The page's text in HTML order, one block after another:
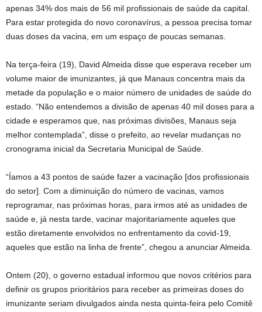
apenas 34% dos mais de 56 mil profissionais de saúde da capital.
Para estar protegida do novo coronavírus, a pessoa precisa tomar
duas doses da vacina, em um espaço de poucas semanas.
Na terça-feira (19), David Almeida disse que esperava receber um
volume maior de imunizantes, já que Manaus concentra mais da
metade da população e o maior número de unidades de saúde do
estado. “Não entendemos a divisão de apenas 40 mil doses para a
cidade e esperamos que, nas próximas divisões, Manaus seja
melhor contemplada”, disse o prefeito, ao revelar mudanças no
cronograma inicial da Secretaria Municipal de Saúde.
“Íamos a 43 pontos de saúde fazer a vacinação [dos profissionais
do setor]. Com a diminuição do número de vacinas, vamos
reprogramar, nas próximas horas, para irmos até as unidades de
saúde e, já nesta tarde, vacinar majoritariamente aqueles que
estão diretamente envolvidos no enfrentamento da covid-19,
aqueles que estão na linha de frente”, chegou a anunciar Almeida.
Ontem (20), o governo estadual informou que novos critérios para
definir os grupos prioritários para receber as primeiras doses do
imunizante seriam divulgados ainda nesta quinta-feira pelo Comitê